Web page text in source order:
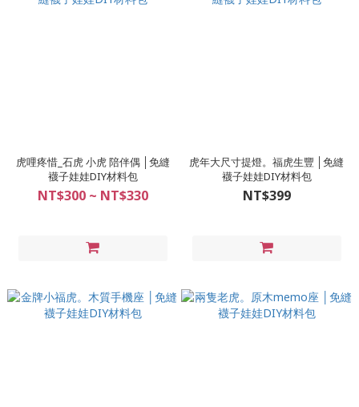
虎哩疼惜_石虎 小虎 陪伴偶 │免縫
襪子娃娃DIY材料包
NT$300 ~ NT$330
虎年大尺寸提燈。福虎生豐 │免縫
襪子娃娃DIY材料包
NT$399